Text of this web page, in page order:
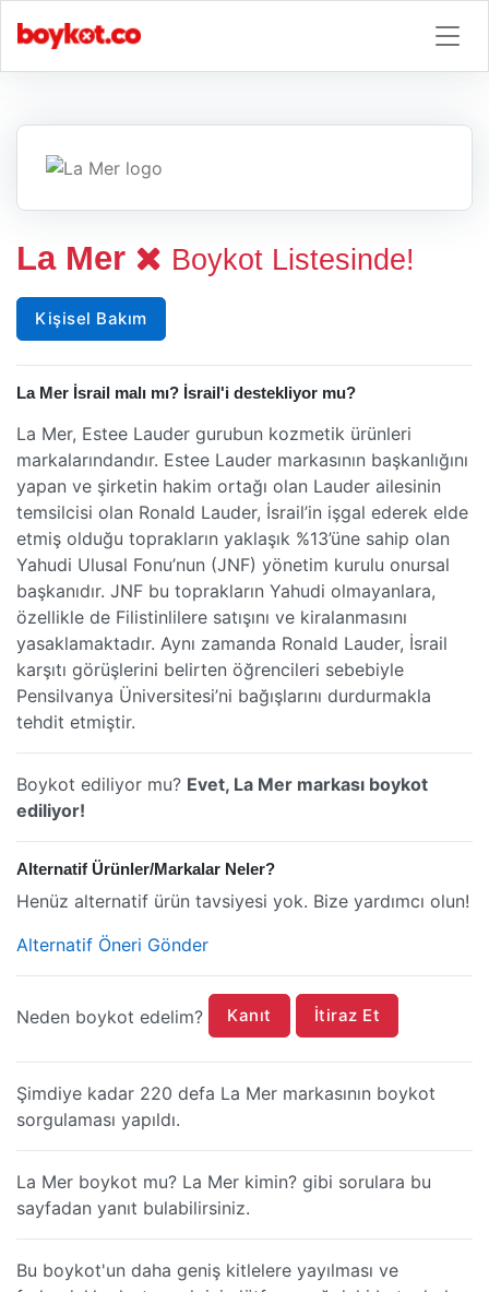
La Mer Boykot Listesinde!
Kişisel Bakım
La Mer İsrail malı mı? İsrail'i destekliyor mu?
La Mer, Estee Lauder gurubun kozmetik ürünleri
markalarındandır. Estee Lauder markasının başkanlığını
yapan ve şirketin hakim ortağı olan Lauder ailesinin
temsilcisi olan Ronald Lauder, İsrail’in işgal ederek elde
etmiş olduğu toprakların yaklaşık %13’üne sahip olan
Yahudi Ulusal Fonu’nun (JNF) yönetim kurulu onursal
başkanıdır. JNF bu toprakların Yahudi olmayanlara,
özellikle de Filistinlilere satışını ve kiralanmasını
yasaklamaktadır. Aynı zamanda Ronald Lauder, İsrail
karşıtı görüşlerini belirten öğrencileri sebebiyle
Pensilvanya Üniversitesi’ni bağışlarını durdurmakla
tehdit etmiştir.
Boykot ediliyor mu? Evet, La Mer markası boykot
ediliyor!
Alternatif Ürünler/Markalar Neler?
Henüz alternatif ürün tavsiyesi yok. Bize yardımcı olun!
Alternatif Öneri Gönder
Neden boykot edelim? Kanıt İtiraz Et
Şimdiye kadar 220 defa La Mer markasının boykot
sorgulaması yapıldı.
La Mer boykot mu? La Mer kimin? gibi sorulara bu
sayfadan yanıt bulabilirsiniz.
Bu boykot'un daha geniş kitlelere yayılması ve